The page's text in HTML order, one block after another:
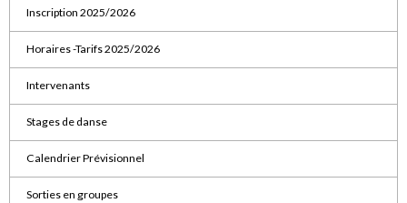
Inscription 2025/2026
Horaires -Tarifs 2025/2026
Intervenants
Stages de danse
Calendrier Prévisionnel
Sorties en groupes